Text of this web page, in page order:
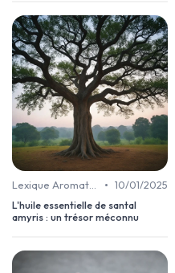
Lexique Aromathérapie • 10/01/2025
L'huile essentielle de santal
amyris : un trésor méconnu